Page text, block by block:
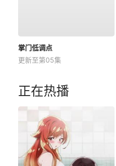
掌门低调点
更新至第05集
正在热播